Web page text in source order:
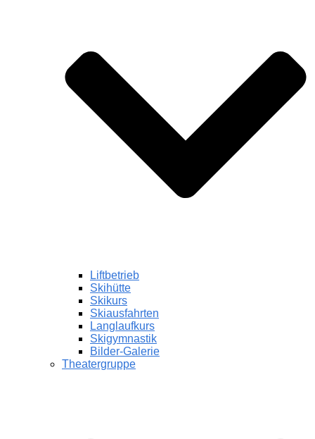
Liftbetrieb
Skihütte
Skikurs
Skiausfahrten
Langlaufkurs
Skigymnastik
Bilder-Galerie
Theatergruppe